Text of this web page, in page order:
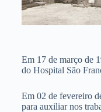
Em 17 de março de
do Hospital São
Em 02 de fevereiro
para auxiliar nos